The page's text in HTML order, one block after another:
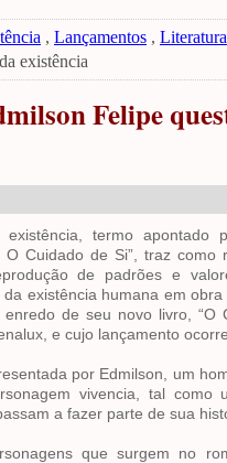
, Lançamentos , Literatura
existência
Felipe
termo apontado
O Cuidado de Si”, traz
de padrões e
existência humana em
de seu novo livro, “O
e cujo lançamento
por Edmilson, um
vivencia, tal como
a fazer parte de sua
que surgem no